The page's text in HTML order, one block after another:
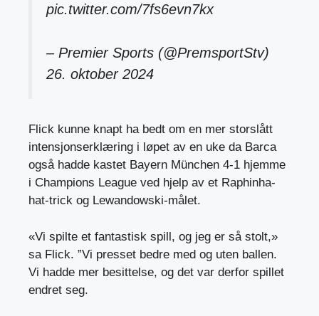
pic.twitter.com/7fs6evn7kx
– Premier Sports (@PremsportStv)
26. oktober 2024
Flick kunne knapt ha bedt om en mer storslått
intensjonserklæring i løpet av en uke da Barca
også hadde kastet Bayern München 4-1 hjemme
i Champions League ved hjelp av et Raphinha-
hat-trick og Lewandowski-målet.
«Vi spilte et fantastisk spill, og jeg er så stolt,»
sa Flick. ”Vi presset bedre med og uten ballen.
Vi hadde mer besittelse, og det var derfor spillet
endret seg.